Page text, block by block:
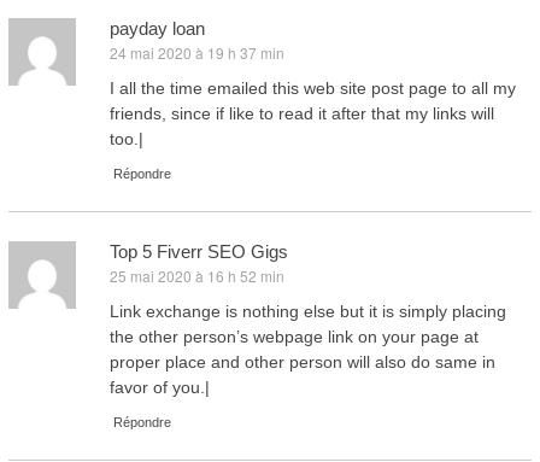
payday loan
dit :
24 mai 2020 à 19 h 37 min
I all the time emailed this web site post page to all my
friends, since if like to read it after that my links will
too.|
Répondre
Top 5 Fiverr SEO Gigs
dit :
25 mai 2020 à 16 h 52 min
Link exchange is nothing else but it is simply placing
the other person’s webpage link on your page at
proper place and other person will also do same in
favor of you.|
Répondre